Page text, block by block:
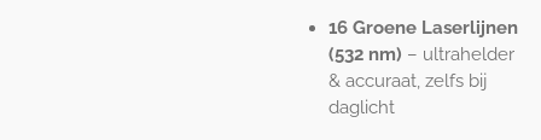
16 Groene Laserlijnen
(532 nm) – ultrahelder
& accuraat, zelfs bij
daglicht